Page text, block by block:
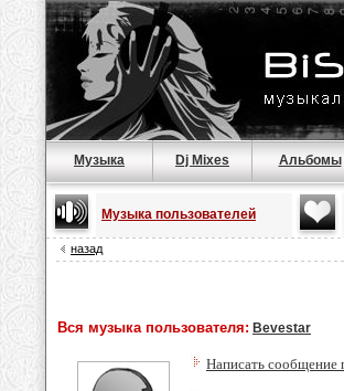
Музыка Dj Mixes Альбомы
Музыка пользователей
назад
Вся музыка пользователя: Bevestar
Написать сообщение